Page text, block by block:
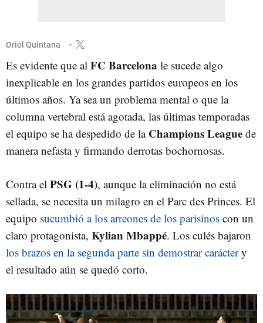
Oriol Quintana
Es evidente que al FC Barcelona le sucede algo
inexplicable en los grandes partidos europeos en los
últimos años. Ya sea un problema mental o que la
columna vertebral está agotada, las últimas temporadas
el equipo se ha despedido de la Champions League de
manera nefasta y firmando derrotas bochornosas.
Contra el PSG (1-4), aunque la eliminación no está
sellada, se necesita un milagro en el Parc des Princes. El
equipo sucumbió a los arreones de los parisinos con un
claro protagonista, Kylian Mbappé. Los culés bajaron
los brazos en la segunda parte sin demostrar caráctery
el resultado aún se quedó corto.